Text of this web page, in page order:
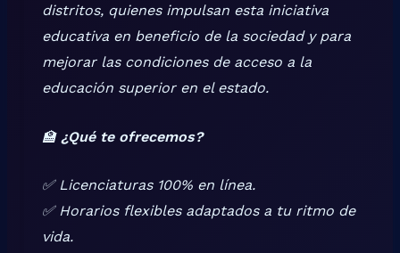
distritos, quienes impulsan esta iniciativa
educativa en beneficio de la sociedad y para
mejorar las condiciones de acceso a la
educación superior en el estado.
🏫 ¿Qué te ofrecemos?
✅ Licenciaturas 100% en línea.
✅ Horarios flexibles adaptados a tu ritmo de
vida.